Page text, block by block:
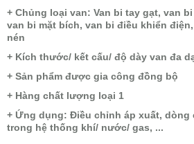
+ Chủng loại van: Van bi tay gạt, van
van bi mặt bích, van bi điều khiển
nén
+ Kích thước/ kết cấu/ độ dày van đa
+ Sản phẩm được gia công đồng bộ
+ Hàng chất lượng loại 1
+ Ứng dụng: Điều chỉnh áp xuất,
trong hệ thống khí/ nước/ gas, ...